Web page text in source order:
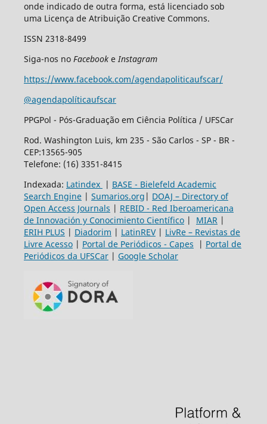
onde indicado de outra forma, está licenciado sob
uma Licença de Atribuição Creative Commons.
ISSN 2318-8499
Siga-nos no Facebook e Instagram
https://www.facebook.com/agendapoliticaufscar/
@agendapolíticaufscar
PPGPol - Pós-Graduação em Ciência Política / UFSCar
Rod. Washington Luis, km 235 - São Carlos - SP - BR -
CEP:13565-905
Telefone: (16) 3351-8415
Indexada: Latindex | BASE - Bielefeld Academic
Search Engine| Sumarios.org | DOAJ – Directory of
Open Access Journals | REBID - Red Iberoamericana
de Innovación y Conocimiento Científico| MIAR |
ERIH PLUS | Diadorim | LatinREV| LivRe – Revistas de
Livre Acesso| Portal de Periódicos - Capes | Portal de
Periódicos da UFSCar| Google Scholar